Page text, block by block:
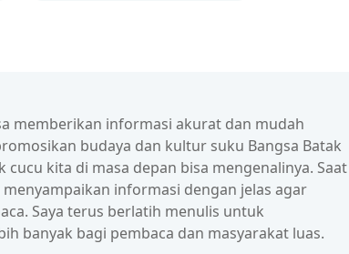
memberikan informasi akurat dan mudah
budaya dan kultur suku Bangsa Batak
kita di masa depan bisa mengenalinya. Saat
informasi dengan jelas agar
Saya terus berlatih menulis untuk
banyak bagi pembaca dan masyarakat luas.